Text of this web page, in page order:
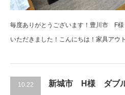
毎度ありがとうございます！豊川市 F
いただきました！こんにちは！家具アウ
10.22
新城市 H様 ダブ